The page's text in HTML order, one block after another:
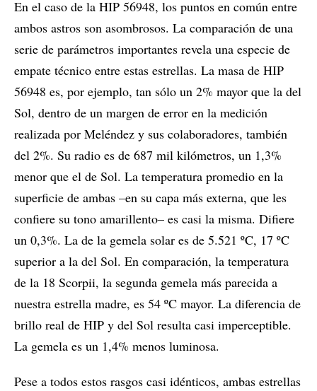
En el caso de la HIP 56948, los puntos en común entre
ambos astros son asombrosos. La comparación de una
serie de parámetros importantes revela una especie de
empate técnico entre estas estrellas. La masa de HIP
56948 es, por ejemplo, tan sólo un 2% mayor que la del
Sol, dentro de un margen de error en la medición
realizada por Meléndez y sus colaboradores, también
del 2%. Su radio es de 687 mil kilómetros, un 1,3%
menor que el de Sol. La temperatura promedio en la
superficie de ambas –en su capa más externa, que les
confiere su tono amarillento– es casi la misma. Difiere
un 0,3%. La de la gemela solar es de 5.521 ºC, 17 ºC
superior a la del Sol. En comparación, la temperatura
de la 18 Scorpii, la segunda gemela más parecida a
nuestra estrella madre, es 54 ºC mayor. La diferencia de
brillo real de HIP y del Sol resulta casi imperceptible.
La gemela es un 1,4% menos luminosa.
Pese a todos estos rasgos casi idénticos, ambas estrellas